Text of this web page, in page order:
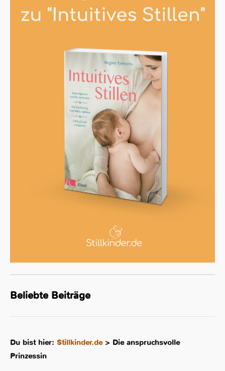
Beliebte Beiträge
Du bist hier: Stillkinder.de> Die anspruchsvolle
Prinzessin